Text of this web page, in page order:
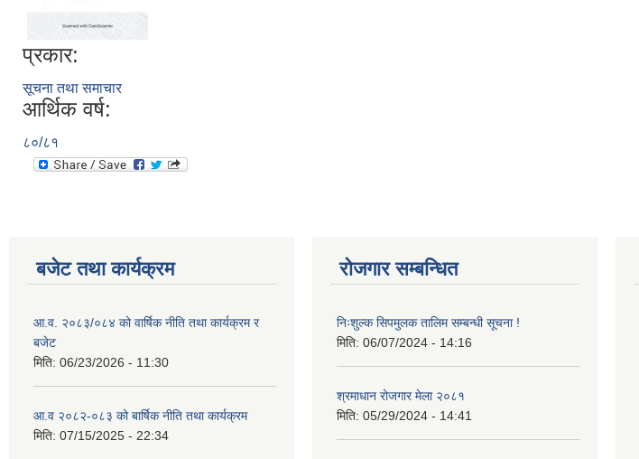
प्रकार:
सूचना तथा समाचार
आर्थिक वर्ष:
८०/८१
बजेट तथा कार्यक्रम
आ.व. २०८३/०८४ को वार्षिक नीति तथा कार्यक्रम र
बजेट
मिति: 06/23/2026 - 11:30
आ.व २०८२-०८३ को बार्षिक नीति तथा कार्यक्रम
मिति: 07/15/2025 - 22:34
रोजगार सम्बन्धित
निःशुल्क सिपमुलक तालिम सम्बन्धी सूचना !
मिति: 06/07/2024 - 14:16
श्रमाधान रोजगार मेला २०८१
मिति: 05/29/2024 - 14:41